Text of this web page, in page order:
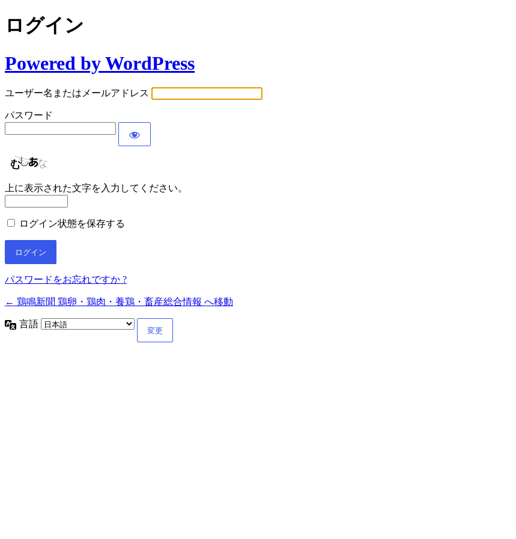
ログイン
Powered by WordPress
ユーザー名またはメールアドレス
パスワード
上に表示された文字を入力してください。
ログイン状態を保存する
パスワードをお忘れですか ?
← 鶏鳴新聞 鶏卵・鶏肉・養鶏・畜産総合情報 へ移動
言語